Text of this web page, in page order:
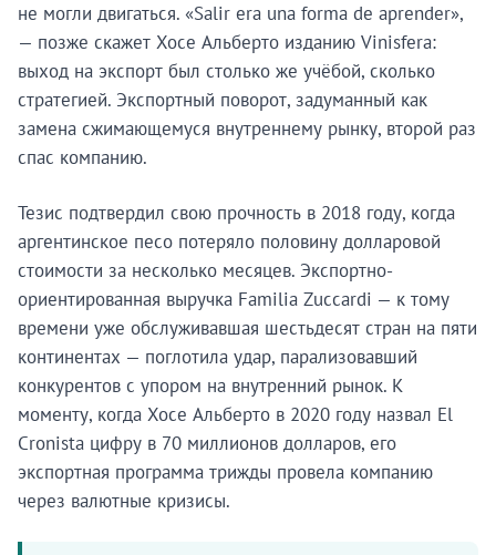
не могли двигаться. «Salir era una forma de aprender»,
— позже скажет Хосе Альберто изданию Vinisfera:
выход на экспорт был столько же учёбой, сколько
стратегией. Экспортный поворот, задуманный как
замена сжимающемуся внутреннему рынку, второй раз
спас компанию.
Тезис подтвердил свою прочность в 2018 году, когда
аргентинское песо потеряло половину долларовой
стоимости за несколько месяцев. Экспортно-
ориентированная выручка Familia Zuccardi — к тому
времени уже обслуживавшая шестьдесят стран на пяти
континентах — поглотила удар, парализовавший
конкурентов с упором на внутренний рынок. К
моменту, когда Хосе Альберто в 2020 году назвал El
Cronista цифру в 70 миллионов долларов, его
экспортная программа трижды провела компанию
через валютные кризисы.